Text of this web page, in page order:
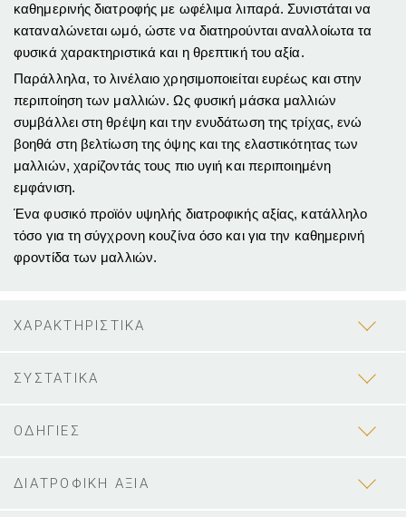
καθημερινής διατροφής με ωφέλιμα λιπαρά. Συνιστάται να
καταναλώνεται ωμό, ώστε να διατηρούνται αναλλοίωτα τα
φυσικά χαρακτηριστικά και η θρεπτική του αξία.
Παράλληλα, το λινέλαιο χρησιμοποιείται ευρέως και στην
περιποίηση των μαλλιών. Ως φυσική μάσκα μαλλιών
συμβάλλει στη θρέψη και την ενυδάτωση της τρίχας, ενώ
βοηθά στη βελτίωση της όψης και της ελαστικότητας των
μαλλιών, χαρίζοντάς τους πιο υγιή και περιποιημένη
εμφάνιση.
Ένα φυσικό προϊόν υψηλής διατροφικής αξίας, κατάλληλο
τόσο για τη σύγχρονη κουζίνα όσο και για την καθημερινή
φροντίδα των μαλλιών.
ΧΑΡΑΚΤΗΡΙΣΤΙΚΑ
ΣΥΣΤΑΤΙΚΑ
ΟΔΗΓΙΕΣ
ΔΙΑΤΡΟΦΙΚΗ ΑΞΙΑ